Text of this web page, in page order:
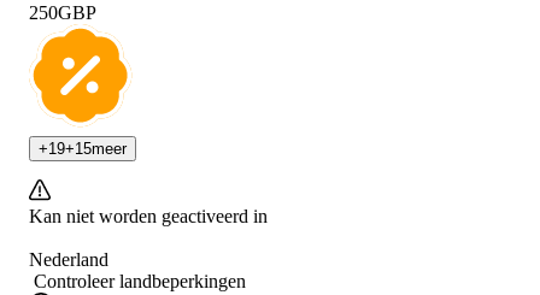
250GBP
+19+15meer
Kan niet worden geactiveerd in
Nederland
Controleer landbeperkingen